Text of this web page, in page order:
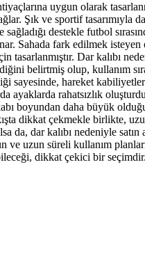
uygun olarak
Şık ve sportif tasarımıyla
destekle futbol
Sahada fark edilmek
tasarlanmıştır. Dar kalıbı
belirtmiş olup, kullanım
hareket
ayaklarda rahatsızlık
boyundan daha büyük
dikkat çekmekle birlikte,
dar kalıbı nedeniyle satın
ve uzun süreli kullanım
dikkat çekici bir seçimdir.